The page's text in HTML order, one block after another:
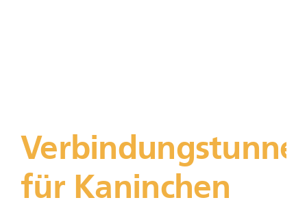
Verbindungstunnel
für Kaninchen